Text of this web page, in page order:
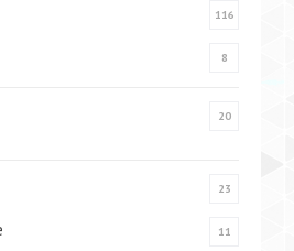
116
8
20
23
11